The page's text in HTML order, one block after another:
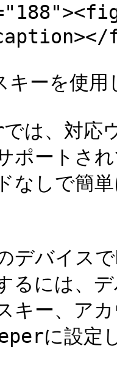
ーを使用
は、対応
ポートさ
なしで簡
デバイス
るには、
キー、ア
に設定